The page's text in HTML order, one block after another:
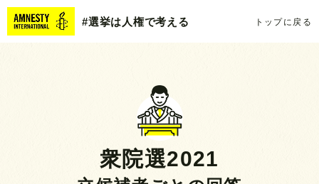
#選挙は人権で考える トップに戻る
衆院選2021